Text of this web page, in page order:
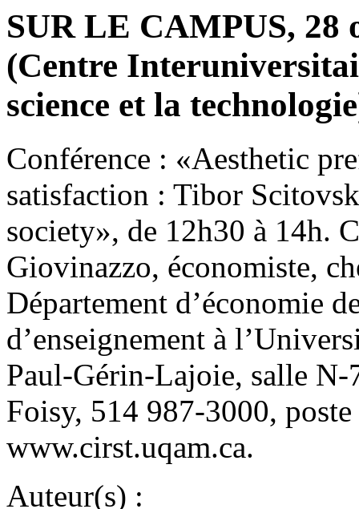
SUR LE CAMPUS, 28
(Centre
science et la
Conférence : «Aesthetic
satisfaction : Tibor
society», de 12h30 à 14h.
Giovinazzo, économiste,
Département d’économie
d’enseignement à
Paul-Gérin-Lajoie, salle N-
Foisy, 514 987-3000,
www.cirst.uqam.ca.
Auteur(s) :